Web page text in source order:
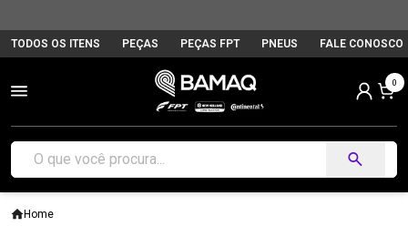
TODOS OS ITENS PEÇAS PEÇAS FPT PNEUS FALE CONOSCO
0
Home